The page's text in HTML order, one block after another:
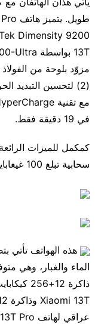
في 19 دقيقة فقط.
كمكمل للميزات
سحابية تبلغ 100 غيغابايت من Google One لمدة ستة أشهر.
هذه الهواتف تأتي
الماء والغبار، وهي